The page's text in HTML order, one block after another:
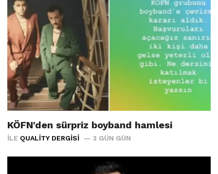
KÖFN'den sürpriz boyband hamlesi
İLE QUALITY DERGISI 3 GÜN GÜN